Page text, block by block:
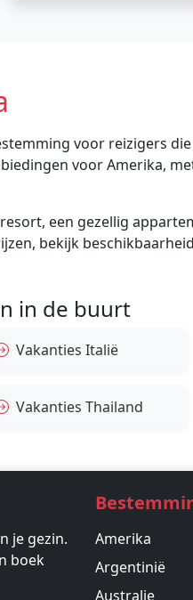
voor reizigers
voor Amerika,
een gezellig
bekijk
in de buurt
Vakanties Italië
Vakanties Thailand
je gezin.
boek
Amerika
Argentinië
Australie